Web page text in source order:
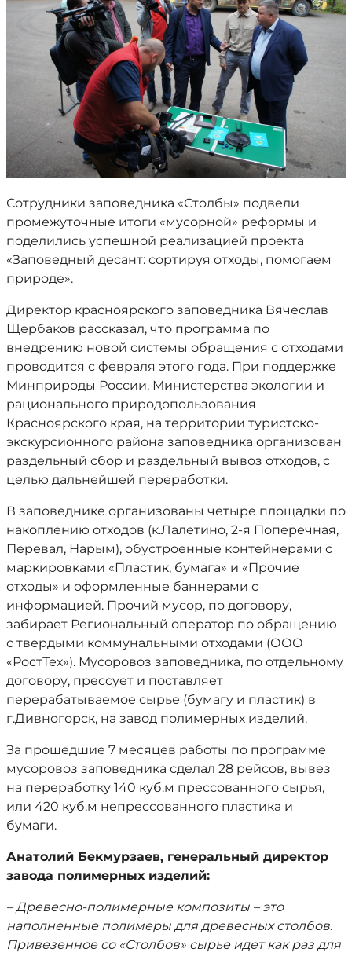
Сотрудники заповедника «Столбы» подвели
промежуточные итоги «мусорной» реформы и
поделились успешной реализацией проекта
«Заповедный десант: сортируя отходы, помогаем
природе».
Директор красноярского заповедника Вячеслав
Щербаков рассказал, что программа по
внедрению новой системы обращения с отходами
проводится с февраля этого года. При поддержке
Минприроды России, Министерства экологии и
рационального природопользования
Красноярского края, на территории туристско-
экскурсионного района заповедника организован
раздельный сбор и раздельный вывоз отходов, с
целью дальнейшей переработки.
В заповеднике организованы четыре площадки по
накоплению отходов (к.Лалетино, 2-я Поперечная,
Перевал, Нарым), обустроенные контейнерами с
маркировками «Пластик, бумага» и «Прочие
отходы» и оформленные баннерами с
информацией. Прочий мусор, по договору,
забирает Региональный оператор по обращению
с твердыми коммунальными отходами (ООО
«РостТех»). Мусоровоз заповедника, по отдельному
договору, прессует и поставляет
перерабатываемое сырье (бумагу и пластик) в
г.Дивногорск, на завод полимерных изделий.
За прошедшие 7 месяцев работы по программе
мусоровоз заповедника сделал 28 рейсов, вывез
на переработку 140 куб.м прессованного сырья,
или 420 куб.м непрессованного пластика и
бумаги.
Анатолий Бекмурзаев, генеральный директор
завода полимерных изделий:
– Древесно-полимерные композиты – это
наполненные полимеры для древесных столбов.
Привезенное со «Столбов» сырье идет как раз для